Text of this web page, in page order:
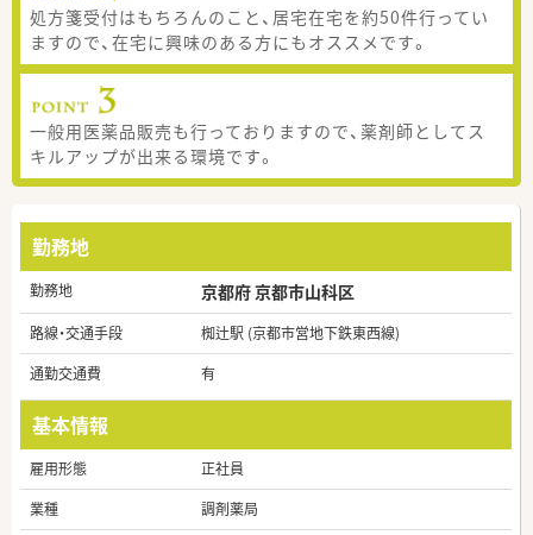
処方箋受付はもちろんのこと、居宅在宅を約50件行ってい
ますので、在宅に興味のある方にもオススメです。
一般用医薬品販売も行っておりますので、薬剤師としてス
キルアップが出来る環境です。
勤務地
勤務地 京都府 京都市山科区
路線・交通手段
椥辻駅 (京都市営地下鉄東西線)
通勤交通費
有
基本情報
雇用形態
正社員
業種
調剤薬局